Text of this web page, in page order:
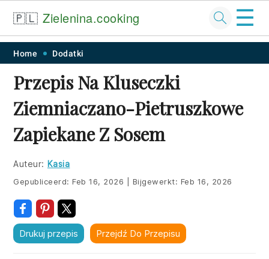
Skip
primary
navigation
Skip
main
content
Skip
primary
sidebar
Skip
footer
🇵🇱 Zielenina.cooking ☰
Home Dodatki
Przepis Na Kluseczki
Ziemniaczano-Pietruszkowe
Zapiekane Z Sosem
Auteur: Kasia
Gepubliceerd:Feb 16, 2026 Bijgewerkt: Feb 16, 2026
Drukuj przepis Przejdź Do Przepisu